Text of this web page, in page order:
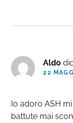
Aldo
22
Io adoro ASH
battute mai